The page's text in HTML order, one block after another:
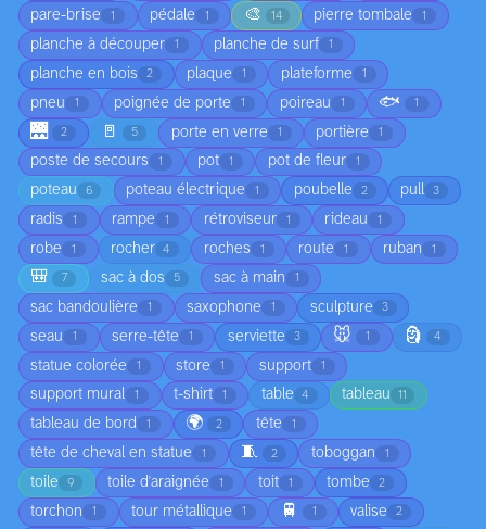
pare-brise 1 pédale 1 🎨 14 pierre tombale 1
planche à découper 1 planche de surf 1
planche en bois 2 plaque 1 plateforme 1
pneu 1 poignée de porte 1 poireau 1 🐟 1
🌉 2 🚪 5 porte en verre 1 portière 1
poste de secours 1 pot 1 pot de fleur 1
poteau 6 poteau électrique 1 poubelle 2 pull 3
radis 1 rampe 1 rétroviseur 1 rideau 1
robe 1 rocher 4 roches 1 route 1 ruban 1
🎒 7 sac à dos 5 sac à main 1
sac bandoulière 1 saxophone 1 sculpture 3
seau 1 serre-tête 1 serviette 3 🐭 1 🗿 4
statue colorée 1 store 1 support 1
support mural 1 t-shirt 1 table 4 tableau 11
tableau de bord 1 🌍 2 tête 1
tête de cheval en statue 1 🧵 2 toboggan 1
toile 9 toile d'araignée 1 toit 1 tombe 2
torchon 1 tour métallique 1 🚆 1 valise 2